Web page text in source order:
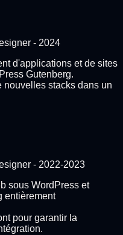
- 2024
d'applications et de sites
Gutenberg.
nouvelles stacks dans un
- 2022-2023
sous WordPress et
entièrement
pour garantir la